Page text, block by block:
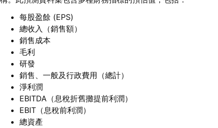
每股盈餘 (EPS)
總收入（銷售額）
銷售成本
毛利
研發
銷售、一般及行政費用（總計）
淨利潤
EBITDA（息稅折舊攤提前利潤）
EBIT（息稅前利潤）
總資產